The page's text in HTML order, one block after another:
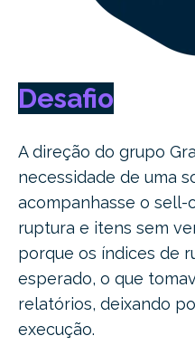
Desafio
A direção do grupo
necessidade de uma
acompanhasse o sell-
ruptura e itens sem
porque os índices de
esperado, o que
relatórios, deixando
execução.